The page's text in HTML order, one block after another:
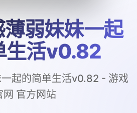
弱妹妹一起
生活v0.82
起的简单生活v0.82 - 游戏
网 官方网站